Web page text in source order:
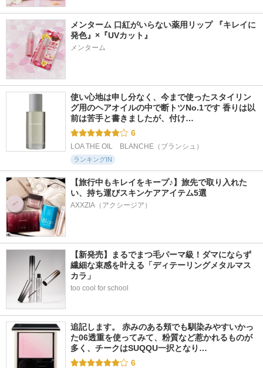
メンターム 口紅がいらない薬用リップ 『キレイに
発色』×『UVカット』
メンターム
使い心地は申し分なく、今まで使ったスタイリン
グ用のヘアオイルの中で断トツNo.1です 香りは以
前は苦手と書きましたが、付け…
6
LOA THE OIL　BLANCHE（ブランシュ）
ランキングIN
【旅行中もキレイをキープ♪】旅先で取り入れた
い、持ち運びスキンケアアイテム5選
AXXZIA（アクシージア）
【新発売】まるでまつ毛パーマ級！ダマにならず
繊細な束感を叶える「ディテーリングメタルマス
カラ」
too cool for school
追記します。 赤みのある頬でも馴染みやすいかっ
た06透重を使ってみて、粉質など惹かれるものが
多く、チークはSUQQU一択となり…
6